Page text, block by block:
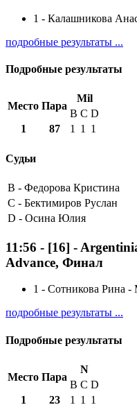
1 - Калашникова
подробные результаты ...
Подробные результаты
Место Пара
Mil
B C D
1
87 1 1 1
Судьи
B - Федорова Кристина
C - Бектимиров Руслан
D - Осина Юлия
11:56 - [16] -
Advance, Финал
1 - Сотникова Рина -
подробные результаты ...
Подробные результаты
Место Пара
N
B C D
1
23 1 1 1